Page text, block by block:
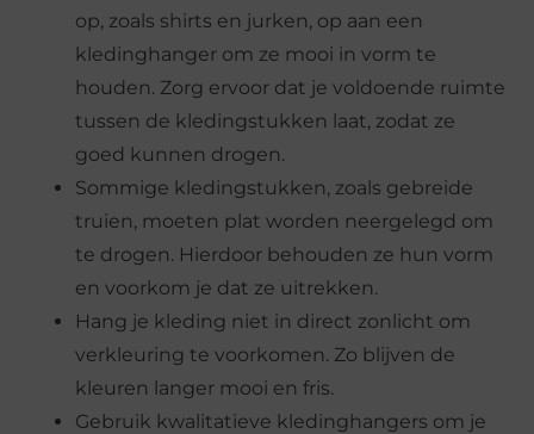
op, zoals shirts en jurken, op aan een
kledinghanger om ze mooi in vorm te
houden. Zorg ervoor dat je voldoende ruimte
tussen de kledingstukken laat, zodat ze
goed kunnen drogen.
Sommige kledingstukken, zoals gebreide
truien, moeten plat worden neergelegd om
te drogen. Hierdoor behouden ze hun vorm
en voorkom je dat ze uitrekken.
Hang je kleding niet in direct zonlicht om
verkleuring te voorkomen. Zo blijven de
kleuren langer mooi en fris.
Gebruik kwalitatieve kledinghangers om je